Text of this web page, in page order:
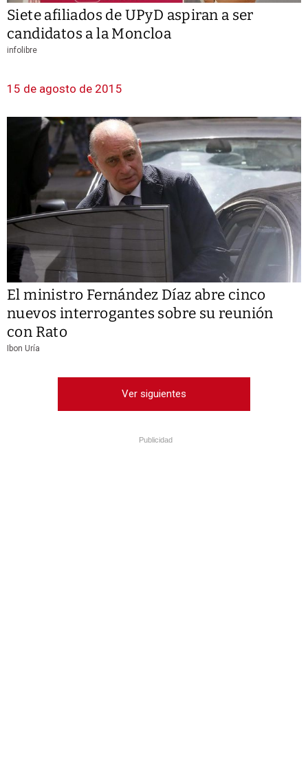
Siete afiliados de UPyD aspiran a ser
candidatos a la Moncloa
infolibre
15 de agosto de 2015
El ministro Fernández Díaz abre cinco
nuevos interrogantes sobre su reunión
con Rato
Ibon Uría
Ver siguientes
Publicidad